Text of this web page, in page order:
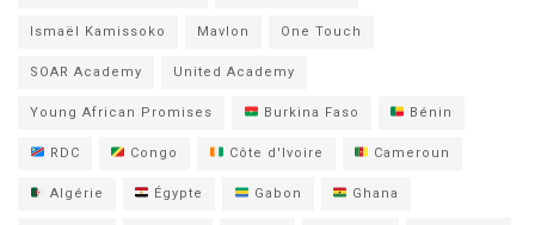
Ismaël Kamissoko Mavlon One Touch
SOAR Academy United Academy
Young African Promises Burkina Faso Bénin
RDC Congo Côte d'Ivoire Cameroun
Algérie Égypte Gabon Ghana